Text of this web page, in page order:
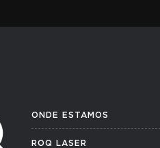
ONDE ESTAMOS
ROQ LASER